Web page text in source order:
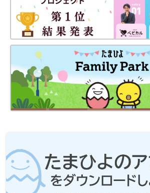
使い慣れない調味料は我が家の冷蔵庫にも
活用できるか」を考えて購入することが大
（取材・文／酒井範子、たまひよONLINE
※文中のコメントは「たまひよ」アプリユー
談を再編集したものです。
※記事の内容は2024年8月の情報で、現在と
す。
くぅちゃん